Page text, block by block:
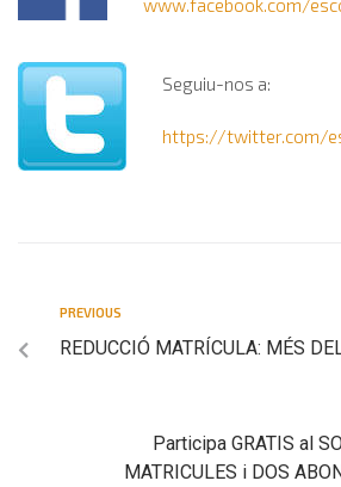
www.facebook.com/
Seguiu-nos a:
https://twitter.com/
PREVIOUS
REDUCCIÓ MATRÍCULA: MÉS
Participa GRATIS al
MATRICULES i DOS